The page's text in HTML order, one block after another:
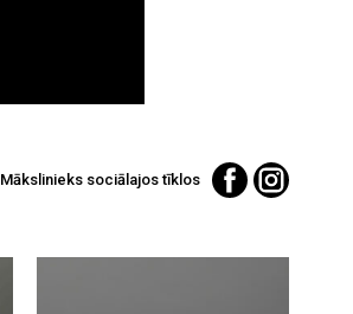
Mākslinieks sociālajos tīklos